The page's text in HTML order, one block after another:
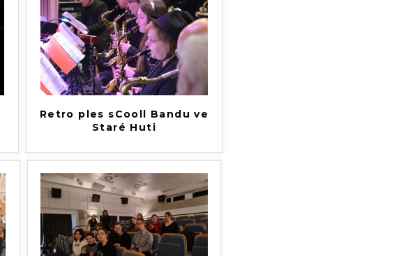
Retro ples sCooll Bandu ve
Staré Huti